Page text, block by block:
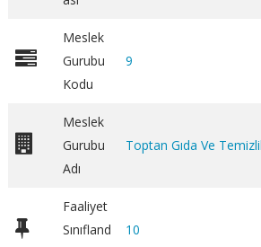
Meslek
Gurubu
Kodu
9
Meslek
Gurubu
Adı
Toptan Gıda Ve
Faaliyet
Sınıfland
10